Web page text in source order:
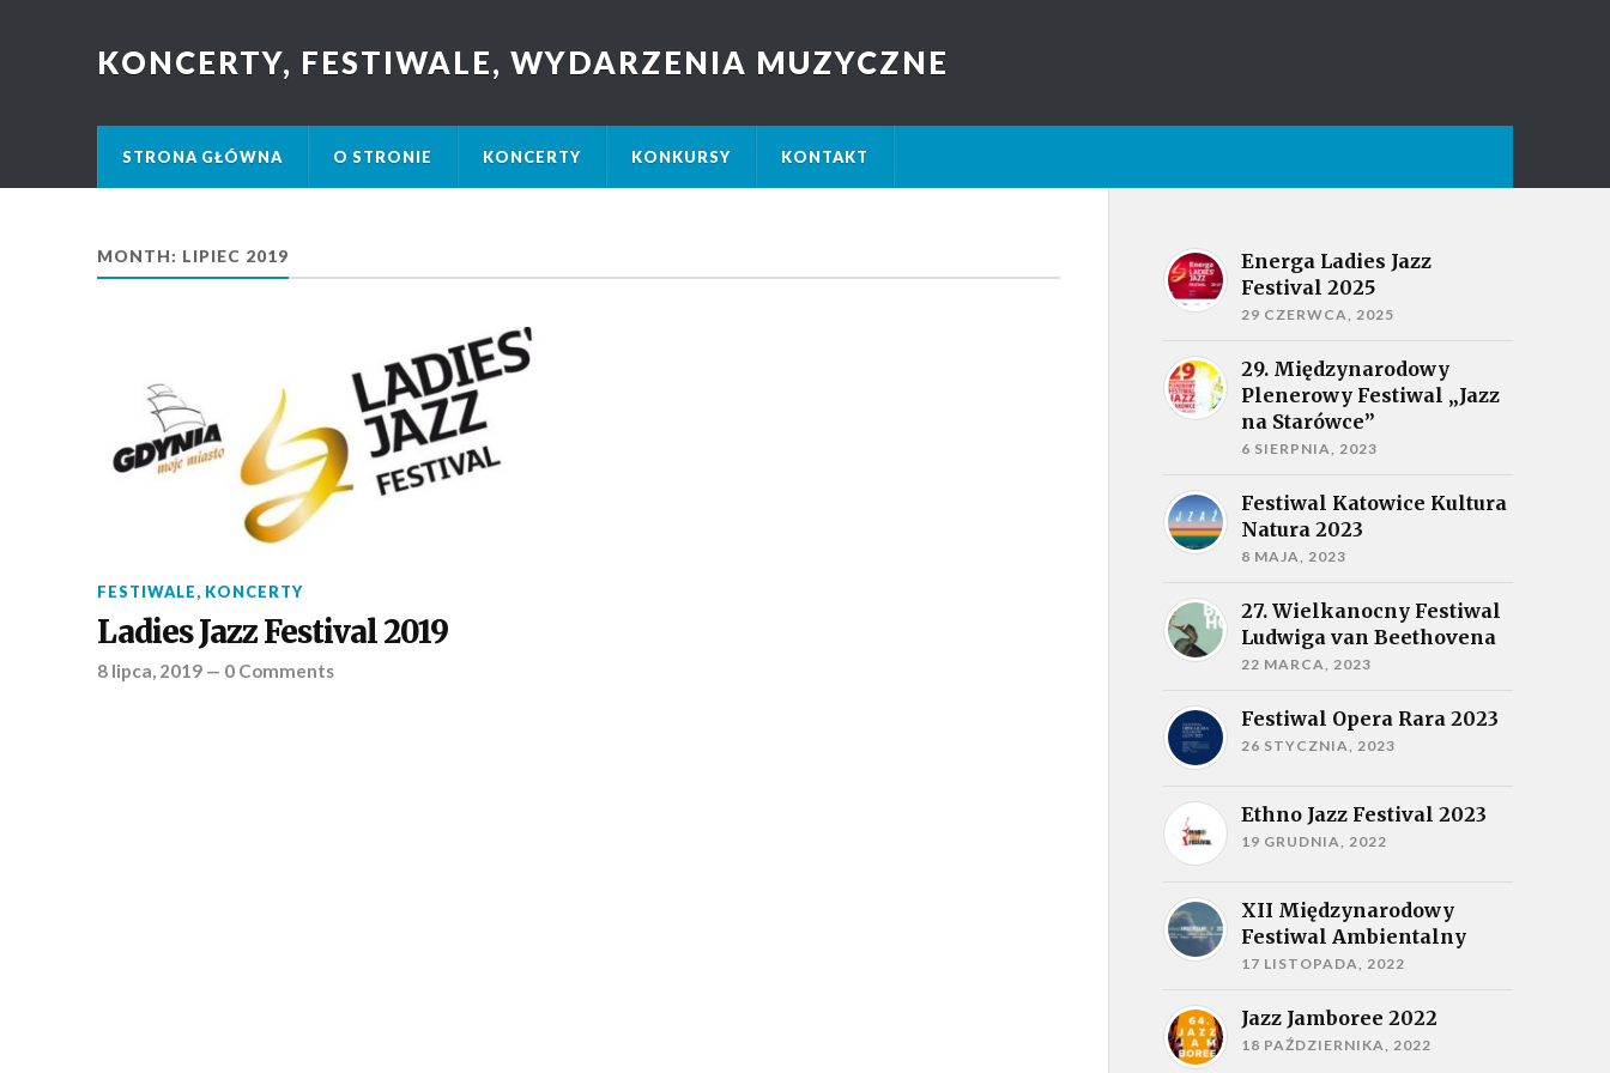
KONCERTY, FESTIWALE, WYDARZENIA MUZYCZNE
STRONA GŁÓWNA O STRONIE KONCERTY KONKURSY KONTAKT
MONTH: LIPIEC 2019
FESTIWALE, KONCERTY
Ladies Jazz Festival 2019
8 lipca, 2019— 0 Comments
Energa Ladies Jazz
Festival 2025
29 CZERWCA, 2025
29. Międzynarodowy
Plenerowy Festiwal „Jazz
na Starówce”
6 SIERPNIA, 2023
Festiwal Katowice Kultura
Natura 2023
8 MAJA, 2023
27. Wielkanocny Festiwal
Ludwiga van Beethovena
22 MARCA, 2023
Festiwal Opera Rara 2023
26 STYCZNIA, 2023
Ethno Jazz Festival 2023
19 GRUDNIA, 2022
XII Międzynarodowy
Festiwal Ambientalny
17 LISTOPADA, 2022
Jazz Jamboree 2022
18 PAŹDZIERNIKA, 2022